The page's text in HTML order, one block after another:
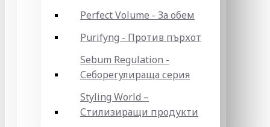
Perfect Volume - За обем
Purifyng - Против пърхот
Sebum Regulation -
Себорегулираща серия
Styling World –
Стилизиращи продукти